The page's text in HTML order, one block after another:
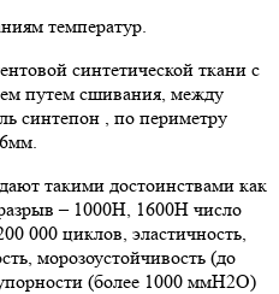
температур.
синтетической ткани с
путем сшивания, между
синтепон , по периметру
такими достоинствами как
– 1000Н, 1600Н число
000 циклов, эластичность,
морозоустойчивость (до
(более 1000 ммН2О)